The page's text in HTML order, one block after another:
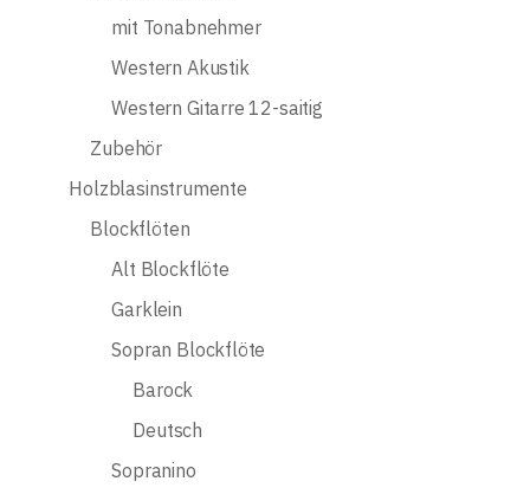
mit Tonabnehmer
Western Akustik
Western Gitarre 12-saitig
Zubehör
Holzblasinstrumente
Blockflöten
Alt Blockflöte
Garklein
Sopran Blockflöte
Barock
Deutsch
Sopranino